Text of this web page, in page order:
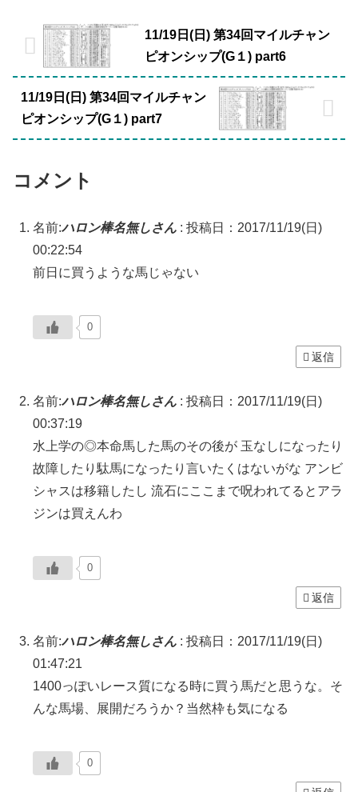
11/19日(日) 第34回マイルチャン
ピオンシップ(G１) part6
11/19日(日) 第34回マイルチャン
ピオンシップ(G１) part7
コメント
名前:ハロン棒名無しさん : 投稿日：2017/11/19(日)
00:22:54
前日に買うような馬じゃない
0
返信
名前:ハロン棒名無しさん : 投稿日：2017/11/19(日)
00:37:19
水上学の◎本命馬した馬のその後が 玉なしになったり
故障したり駄馬になったり言いたくはないがな アンビ
シャスは移籍したし 流石にここまで呪われてるとアラ
ジンは買えんわ
0
返信
名前:ハロン棒名無しさん : 投稿日：2017/11/19(日)
01:47:21
1400っぽいレース質になる時に買う馬だと思うな。そ
んな馬場、展開だろうか？当然枠も気になる
0